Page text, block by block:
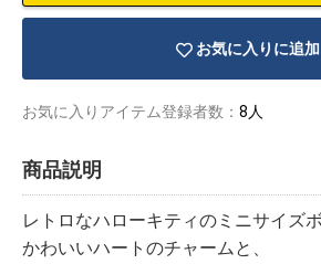
お気に入りに追加
お気に入りアイテム登録者数： 8人
商品説明
レトロなハローキティのミニサイズ
かわいいハートのチャームと、
イラストレ
アダルトグ